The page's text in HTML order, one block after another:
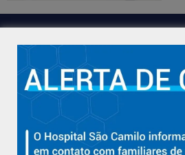
Hospital São Camilo – há mais de 50
com qualidade, acolhimento e
Aracruz e região.